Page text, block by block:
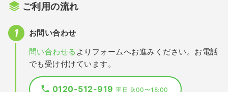
ご利用の流れ
お問い合わせ
問い合わせる よりフォームへお進みください。お電話
でも受け付けています。
0120-512-919平日 9:00〜18:00